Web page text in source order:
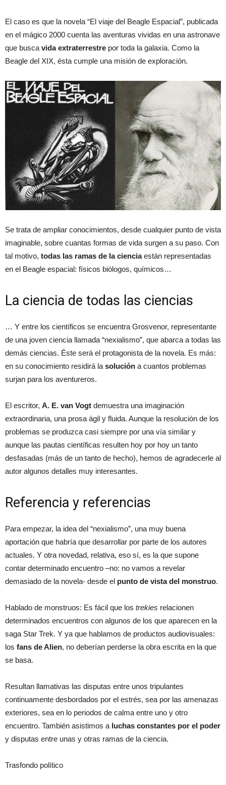
El caso es que la novela “El viaje del Beagle Espacial”, publicada
en el mágico 2000 cuenta las aventuras vividas en una astronave
que busca vida extraterrestre por toda la galaxia. Como la
Beagle del XIX, ésta cumple una misión de exploración.
Se trata de ampliar conocimientos, desde cualquier punto de vista
imaginable, sobre cuantas formas de vida surgen a su paso. Con
tal motivo, todas las ramas de la cienciaestán representadas
en el Beagle espacial: físicos biólogos, químicos…
La ciencia de todas las ciencias
… Y entre los científicos se encuentra Grosvenor, representante
de una joven ciencia llamada “nexialismo”, que abarca a todas las
demás ciencias. Éste será el protagonista de la novela. Es más:
en su conocimiento residirá la solución a cuantos problemas
surjan para los aventureros.
El escritor, A. E. van Vogt demuestra una imaginación
extraordinaria, una prosa ágil y fluida. Aunque la resolución de los
problemas se produzca casi siempre por una vía similar y
aunque las pautas científicas resulten hoy por hoy un tanto
desfasadas (más de un tanto de hecho), hemos de agradecerle al
autor algunos detalles muy interesantes.
Referencia y referencias
Para empezar, la idea del “nexialismo”, una muy buena
aportación que habría que desarrollar por parte de los autores
actuales. Y otra novedad, relativa, eso sí, es la que supone
contar determinado encuentro –no: no vamos a revelar
demasiado de la novela- desde el punto de vista del monstruo.
Hablado de monstruos: Es fácil que los trekies relacionen
determinados encuentros con algunos de los que aparecen en la
saga Star Trek. Y ya que hablamos de productos audiovisuales:
los fans de Alien, no deberían perderse la obra escrita en la que
se basa.
Resultan llamativas las disputas entre unos tripulantes
continuamente desbordados por el estrés, sea por las amenazas
exteriores, sea en lo periodos de calma entre uno y otro
encuentro. También asistimos a luchas constantes por el poder
y disputas entre unas y otras ramas de la ciencia.
Trasfondo político